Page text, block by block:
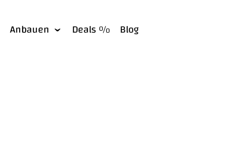
Anbauen Deals % Blog